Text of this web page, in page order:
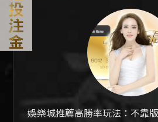
娛樂城推薦高勝率玩法：不靠